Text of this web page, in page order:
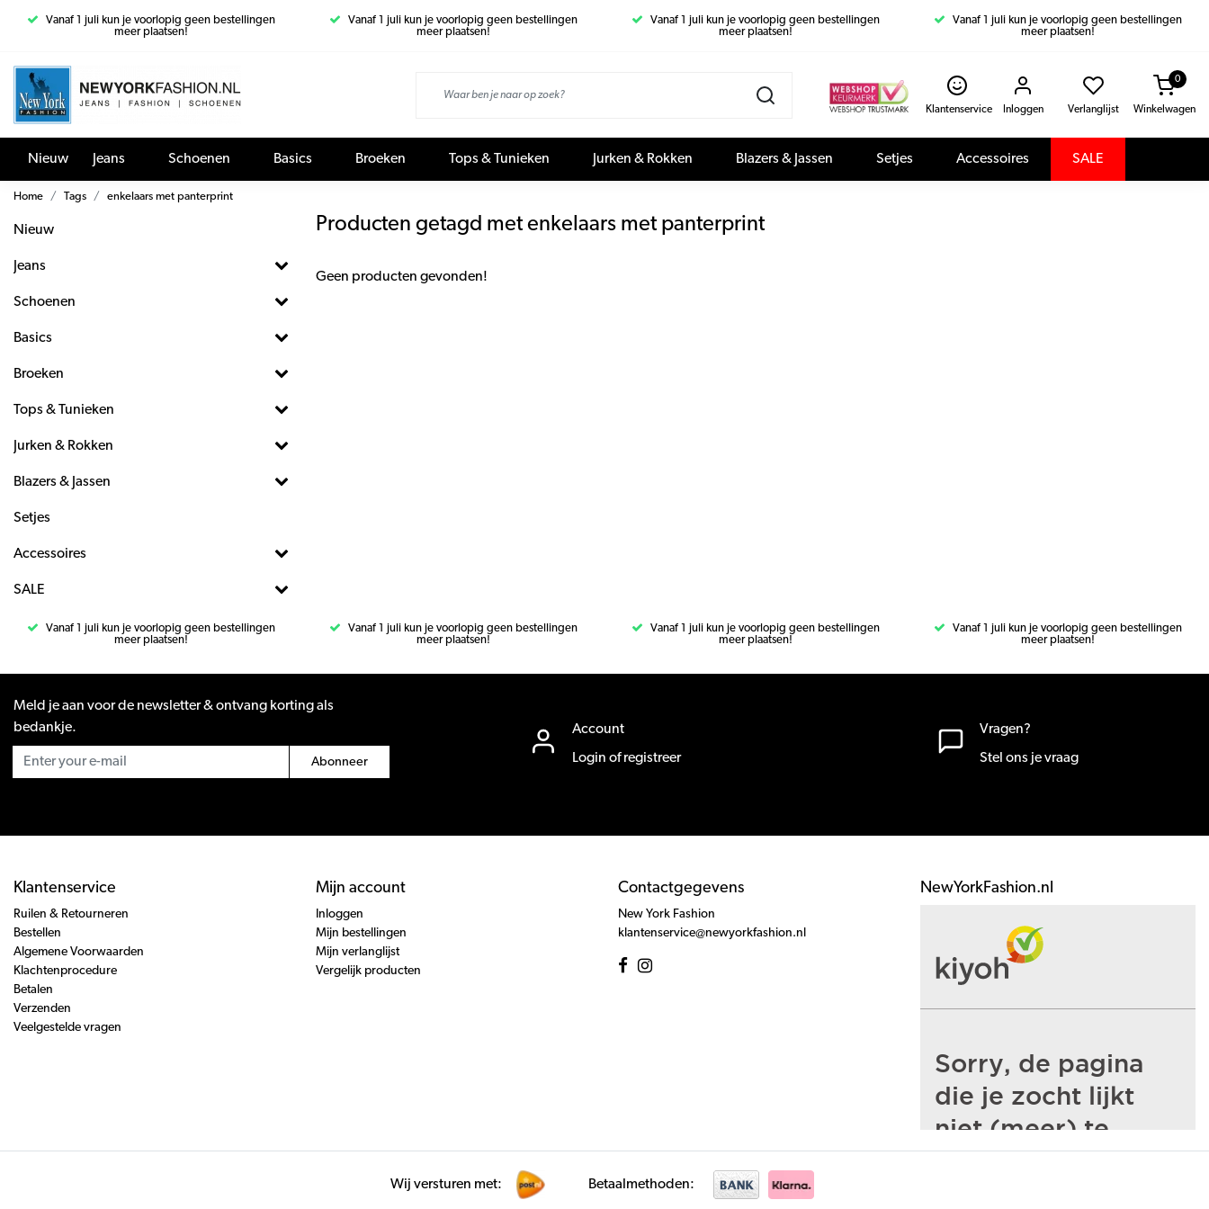
Vanaf 1 juli kun je voorlopig geen bestellingen
meer plaatsen!
Vanaf 1 juli kun je voorlopig geen bestellingen
meer plaatsen!
Vanaf 1 juli kun je voorlopig geen bestellingen
meer plaatsen!
Vanaf 1 juli kun je voorlopig geen bestellingen
meer plaatsen!
Klantenservice Inloggen Verlanglijst Winkelwagen
0
Nieuw Jeans Schoenen Basics Broeken Tops & Tunieken Jurken & Rokken Blazers & Jassen Setjes Accessoires SALE
Home Tags enkelaars met panterprint
Nieuw
Jeans
Schoenen
Basics
Broeken
Tops & Tunieken
Jurken & Rokken
Blazers & Jassen
Setjes
Accessoires
SALE
Producten getagd met enkelaars met panterprint
Geen producten gevonden!
Vanaf 1 juli kun je voorlopig geen bestellingen
meer plaatsen!
Vanaf 1 juli kun je voorlopig geen bestellingen
meer plaatsen!
Vanaf 1 juli kun je voorlopig geen bestellingen
meer plaatsen!
Vanaf 1 juli kun je voorlopig geen bestellingen
meer plaatsen!
Meld je aan voor de newsletter & ontvang korting als
bedankje.
Abonneer
Account
Login of registreer
Vragen?
Stel ons je vraag
Klantenservice
Ruilen & Retourneren
Bestellen
Algemene Voorwaarden
Klachtenprocedure
Betalen
Verzenden
Veelgestelde vragen
Mijn account
Inloggen
Mijn bestellingen
Mijn verlanglijst
Vergelijk producten
Contactgegevens
New York Fashion
klantenservice@newyorkfashion.nl
NewYorkFashion.nl
Wij versturen met: Betaalmethoden: